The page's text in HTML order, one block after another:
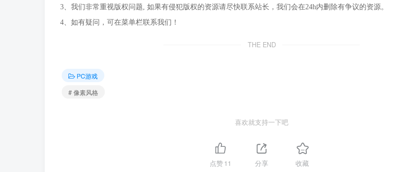
3、我们非常重视版权问题, 如果有侵犯版权的资源请尽快联系站长，我们会在24h内删除有争议的资源。
4、如有疑问，可在菜单栏联系我们！
THE END
PC游戏
# 像素风格
喜欢就支持一下吧
点赞11 分享 收藏